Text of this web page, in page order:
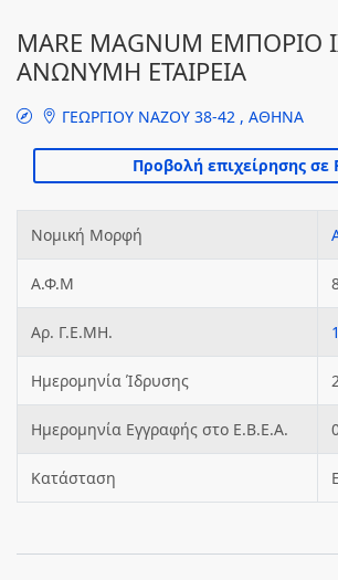
MARE MAGNUM ΕΜΠΟΡΙΟ
ΑΝΩΝΥΜΗ ΕΤΑΙΡΕΙΑ
ΓΕΩΡΓΙΟΥ ΝΑΖΟΥ 38-42 , ΑΘΗΝΑ
Νομική Μορφή
Α.Φ.Μ
Αρ. Γ.Ε.ΜΗ.
Ημερομηνία Ίδρυσης
Ημερομηνία Εγγραφής στο Ε.Β.Ε.Α.
Κατάσταση